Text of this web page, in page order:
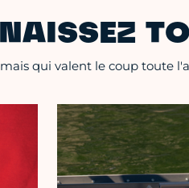
qui valent le coup toute